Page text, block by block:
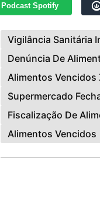
Podcast Spotify
Vigilância Sanitária
Denúncia De
Alimentos Vencidos
Supermercado
Fiscalização De
Alimentos Vencidos